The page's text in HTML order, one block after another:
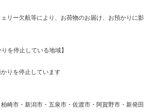
リー欠航等により、お荷物のお届け、お預かりに影
を停止している地域】
りを停止しています
崎市・新潟市・五泉市・佐渡市・阿賀野市・新発田